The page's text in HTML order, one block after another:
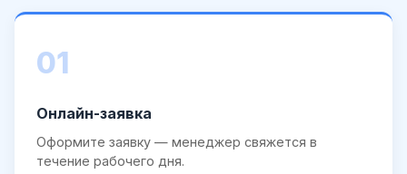
01
Онлайн-заявка
Оформите заявку — менеджер свяжется в
течение рабочего дня.